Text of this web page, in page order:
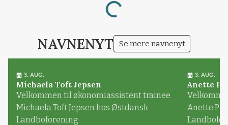
Loading...
NAVNENYT Se mere navnenyt
3. AUG.
Michaela Toft Jepsen
Velkommen til økonomiassistent trainee
Michaela Toft Jepsen hos Østdansk
Landboforening
3. AUG.
Anette
Anette